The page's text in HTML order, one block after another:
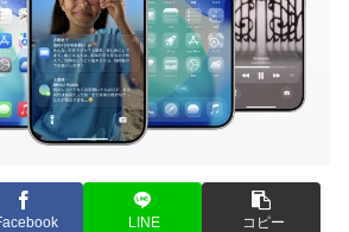
LINE コピー